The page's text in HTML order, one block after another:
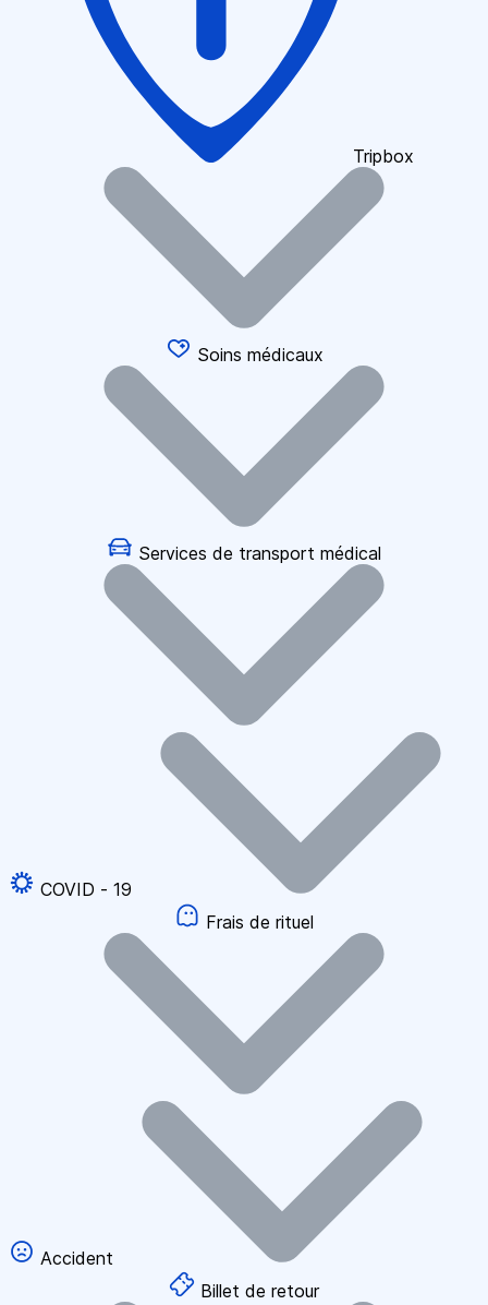
Tripbox
Soins médicaux
Services de transport médical
COVID - 19
Frais de rituel
Accident
Billet de retour